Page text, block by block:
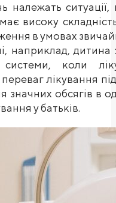
належать
високу
в умовах
наприклад,
системи, коли
лікування
значних обсягів в
у батьків.